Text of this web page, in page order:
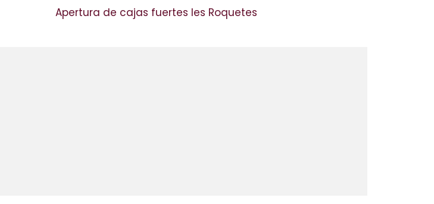
Apertura de cajas fuertes les Roquetes